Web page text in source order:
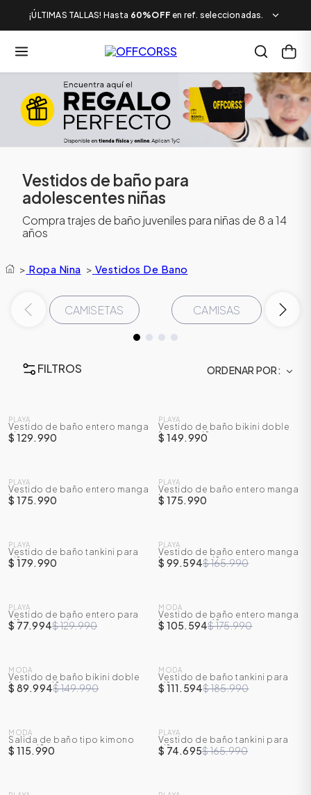
¡ÚLTIMAS TALLAS! Hasta 60%OFF en ref. seleccionadas.
Vestidos de baño para
adolescentes niñas
Compra trajes de baño juveniles para niñas de 8 a 14
años
> Ropa Nina > Vestidos De Bano
CAMISETAS CAMISAS
FILTROS ORDENAR POR
PLAYA
Vestido de baño entero manga
sisa
$ 129.990
PLAYA
Vestido de baño bikini doble
faz para niña
$ 149.990
PLAYA
Vestido de baño entero manga
larga
$ 175.990
PLAYA
Vestido de baño entero manga
larga
$ 175.990
PLAYA
Vestido de baño tankini para
niña
$ 179.990
-40%
PLAYA
Vestido de baño entero manga
larga para niña
$ 99.594$ 165.990
-40%
PLAYA
Vestido de baño entero para
niña manga sisa
$ 77.994$ 129.990
-40%
MODA
Vestido de baño entero manga
larga para niña
$ 105.594$ 175.990
-40%
MODA
Vestido de baño bikini doble
faz para niña
$ 89.994$ 149.990
-40%
MODA
Vestido de baño tankini para
niña
$ 111.594$ 185.990
MODA
Salida de baño tipo kimono
para niña
$ 115.990
-55%
PLAYA
Vestido de baño tankini para
niña
$ 74.695$ 165.990